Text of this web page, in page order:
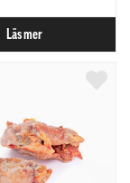
Läs mer